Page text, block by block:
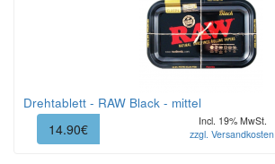
Drehtablett - RAW Black - mittel
14.90€
Incl. 19% MwSt.
zzgl. Versandkosten